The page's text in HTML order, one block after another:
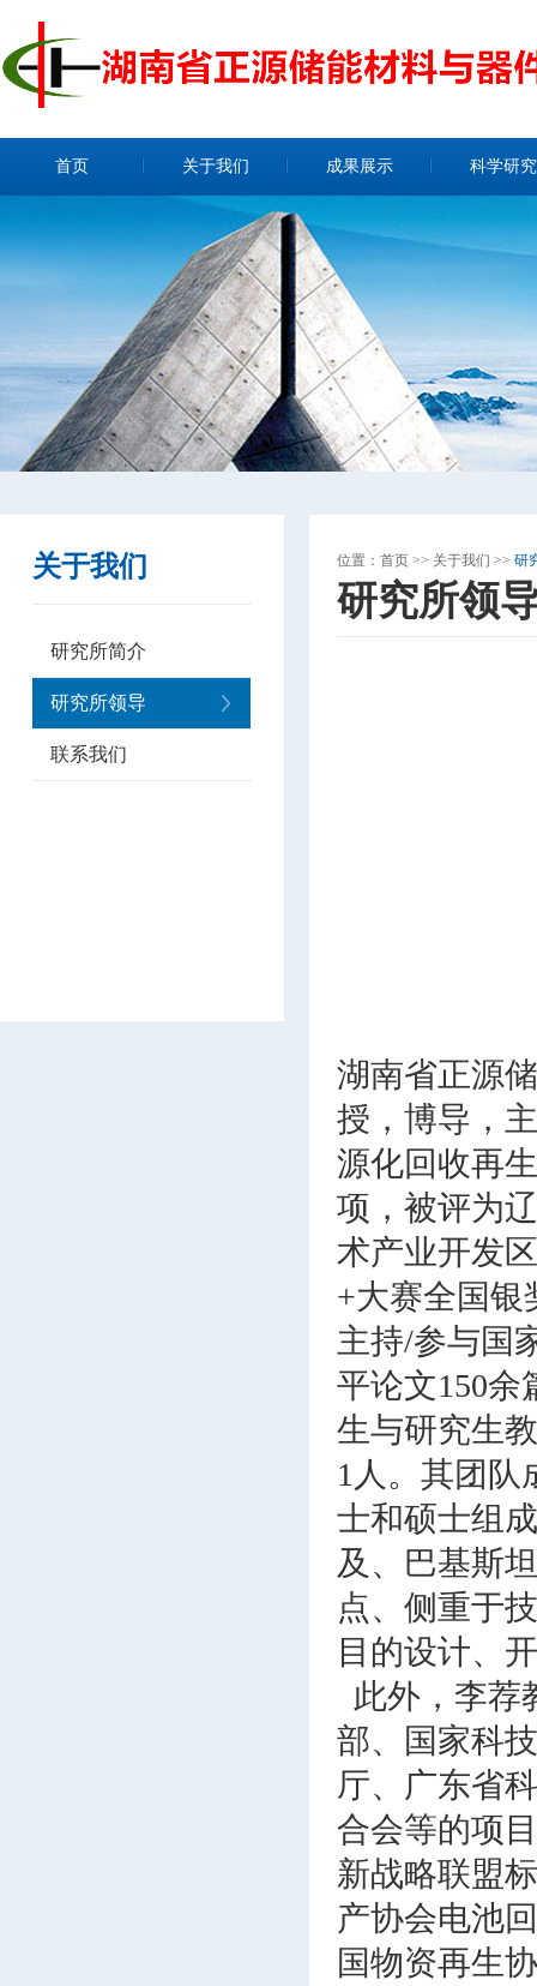
首页 关于我们 成果展示 科学研究
关于我们
研究所简介
研究所领导
联系我们
位置： 首页 >> 关于我们 >> 研
研究所领
湖南省正源
授，博导，
源化回收再
项，被评为
术产业开发
+大赛全国银
主持/参与国
平论文150余
生与研究生
1人。其团队
士和硕士组
及、巴基斯
点、侧重于
目的设计、
此外，李荐
部、国家科
厅、广东省
合会等的项
新战略联盟
产协会电池
国物资再生